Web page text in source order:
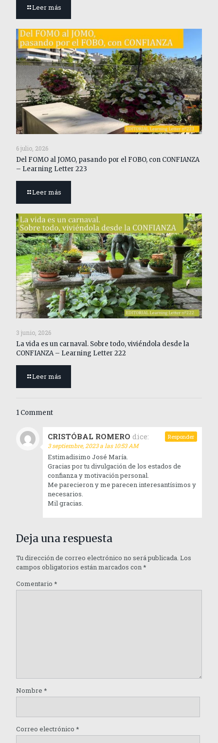
Leer más
6 julio, 2026
Del FOMO al JOMO, pasando por el FOBO, con CONFIANZA
– Learning Letter 223
Leer más
3 junio, 2026
La vida es un carnaval. Sobre todo, viviéndola desde la
CONFIANZA – Learning Letter 222
Leer más
1 Comment
CRISTÓBAL ROMERO dice:
3 septiembre, 2023 a las 10:53 AM
Estimadisimo José María.
Gracias por tu divulgación de los estados de
confianza y motivación personal.
Me parecieron y me parecen interesantísimos y
necesarios.
Mil gracias.
Responder
Deja una respuesta
Tu dirección de correo electrónico no será publicada. Los
campos obligatorios están marcados con*
Comentario *
Nombre *
Correo electrónico *